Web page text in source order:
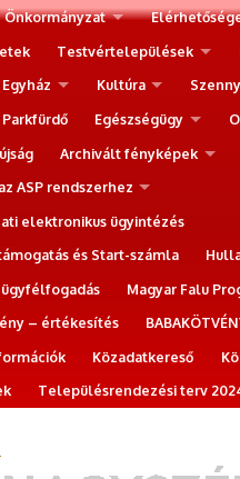
Önkormányzat
Testvértelepülések
Egyház Kultúra
Egészségügy
Archivált fényképek
ASP rendszerhez
elektronikus ügyintézés
és Start-számla
ügyfélfogadás
Magyar Falu
– értékesítés
Közadatkereső
Településrendezési terv